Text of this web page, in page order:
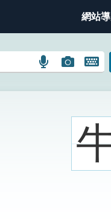
網站
語
搜
圖
搜
圖
開
鍵
圖
示